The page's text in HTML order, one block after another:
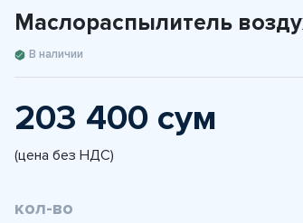
Маслораспылитель
В наличии
203 400 сум
(цена без НДС)
кол-во